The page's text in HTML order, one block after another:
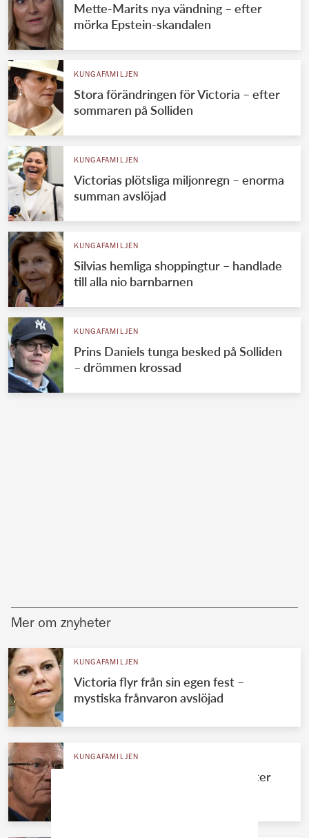
Mette-Marits nya vändning – efter
mörka Epstein-skandalen
KUNGAFAMILJEN
Stora förändringen för Victoria – efter
sommaren på Solliden
KUNGAFAMILJEN
Victorias plötsliga miljonregn – enorma
summan avslöjad
KUNGAFAMILJEN
Silvias hemliga shoppingtur – handlade
till alla nio barnbarnen
KUNGAFAMILJEN
Prins Daniels tunga besked på Solliden
– drömmen krossad
Mer om znyheter
KUNGAFAMILJEN
Victoria flyr från sin egen fest –
mystiska frånvaron avslöjad
KUNGAFAMILJEN
Kungens okända systerdotter bryter